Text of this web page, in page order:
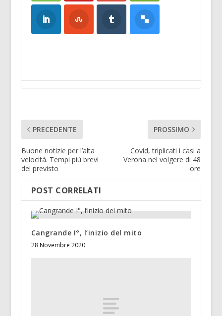
PRECEDENTE
Buone notizie per l’alta
velocità. Tempi più brevi
del previsto
PROSSIMO
Covid, triplicati i casi a
Verona nel volgere di 48
ore
POST CORRELATI
Cangrande I°, l’inizio del mito
28 Novembre 2020